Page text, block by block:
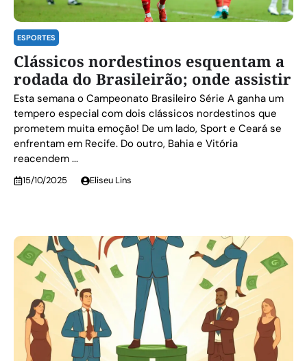
ESPORTES
Clássicos nordestinos esquentam a
rodada do Brasileirão; onde assistir
Esta semana o Campeonato Brasileiro Série A ganha um
tempero especial com dois clássicos nordestinos que
prometem muita emoção! De um lado, Sport e Ceará se
enfrentam em Recife. Do outro, Bahia e Vitória
reacendem ...
15/10/2025 Eliseu Lins